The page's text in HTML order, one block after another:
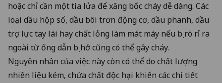
hoặc chỉ cần một tia lửa để xăng bốc cháy dễ dàng. Các
loại dầu hộp số, dầu bôi trơn động cơ, dầu phanh, dầu
trợ lực tay lái hay chất lỏng làm mát máy nếu bị rò rỉ ra
ngoài từ ống dẫn bị hở cũng có thể gây cháy.
Nguyên nhân của việc này còn có thể do chất lượng
nhiên liệu kém, chứa chất độc hại khiến các chi tiết